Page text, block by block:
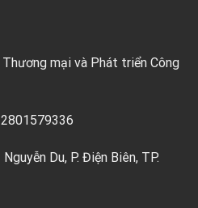
mại và Phát triển Công
Du, P. Điện Biên, TP.